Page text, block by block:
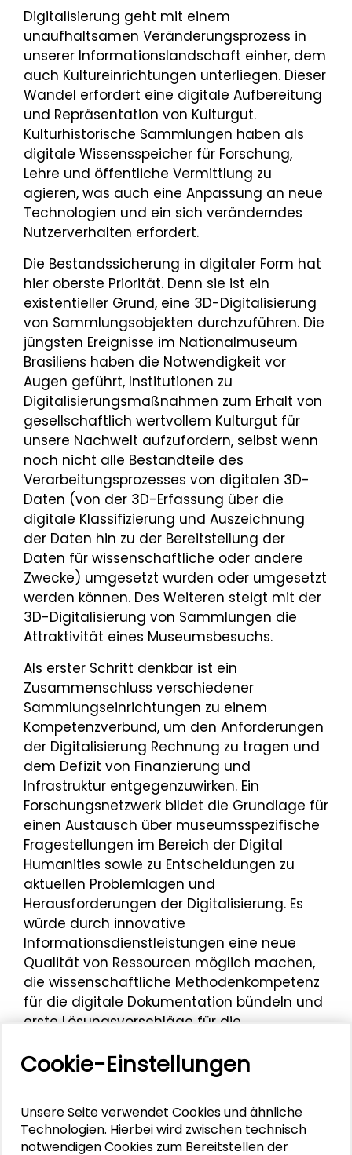
Digitalisierung geht mit einem
unaufhaltsamen Veränderungsprozess in
unserer Informationslandschaft einher, dem
auch Kultureinrichtungen unterliegen. Dieser
Wandel erfordert eine digitale Aufbereitung
und Repräsentation von Kulturgut.
Kulturhistorische Sammlungen haben als
digitale Wissensspeicher für Forschung,
Lehre und öffentliche Vermittlung zu
agieren, was auch eine Anpassung an neue
Technologien und ein sich veränderndes
Nutzerverhalten erfordert.
Die Bestandssicherung in digitaler Form hat
hier oberste Priorität. Denn sie ist ein
existentieller Grund, eine 3D-Digitalisierung
von Sammlungsobjekten durchzuführen. Die
jüngsten Ereignisse im Nationalmuseum
Brasiliens haben die Notwendigkeit vor
Augen geführt, Institutionen zu
Digitalisierungsmaßnahmen zum Erhalt von
gesellschaftlich wertvollem Kulturgut für
unsere Nachwelt aufzufordern, selbst wenn
noch nicht alle Bestandteile des
Verarbeitungsprozesses von digitalen 3D-
Daten (von der 3D-Erfassung über die
digitale Klassifizierung und Auszeichnung
der Daten hin zu der Bereitstellung der
Daten für wissenschaftliche oder andere
Zwecke) umgesetzt wurden oder umgesetzt
werden können. Des Weiteren steigt mit der
3D-Digitalisierung von Sammlungen die
Attraktivität eines Museumsbesuchs.
Als erster Schritt denkbar ist ein
Zusammenschluss verschiedener
Sammlungseinrichtungen zu einem
Kompetenzverbund, um den Anforderungen
der Digitalisierung Rechnung zu tragen und
dem Defizit von Finanzierung und
Infrastruktur entgegenzuwirken. Ein
Forschungsnetzwerk bildet die Grundlage für
einen Austausch über museumsspezifische
Fragestellungen im Bereich der Digital
Humanities sowie zu Entscheidungen zu
aktuellen Problemlagen und
Herausforderungen der Digitalisierung. Es
würde durch innovative
Informationsdienstleistungen eine neue
Qualität von Ressourcen möglich machen,
die wissenschaftliche Methodenkompetenz
für die digitale Dokumentation bündeln und
erste Lösungsvorschläge für die
Forschungsdaten und Datenformaten
geben. Ebenso böte ein Zusammenschluss
suchen, um eine konzertierte
Digitalisierkampagne der wichtigsten
Cookie-Einstellungen
Unsere Seite verwendet Cookies und ähnliche
Technologien. Hierbei wird zwischen technisch
notwendigen Cookies zum Bereitstellen der